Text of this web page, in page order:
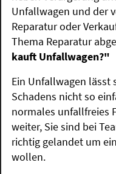
Unfallwagen und der
Reparatur oder
Thema Reparatur
kauft Unfallwagen?"
Ein Unfallwagen lässt
Schadens nicht so
normales unfallfreies
weiter, Sie sind bei
richtig gelandet um
wollen.